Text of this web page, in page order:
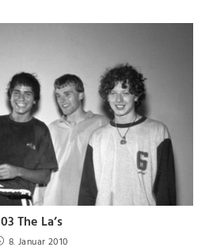
03 The La’s
8. Januar 2010